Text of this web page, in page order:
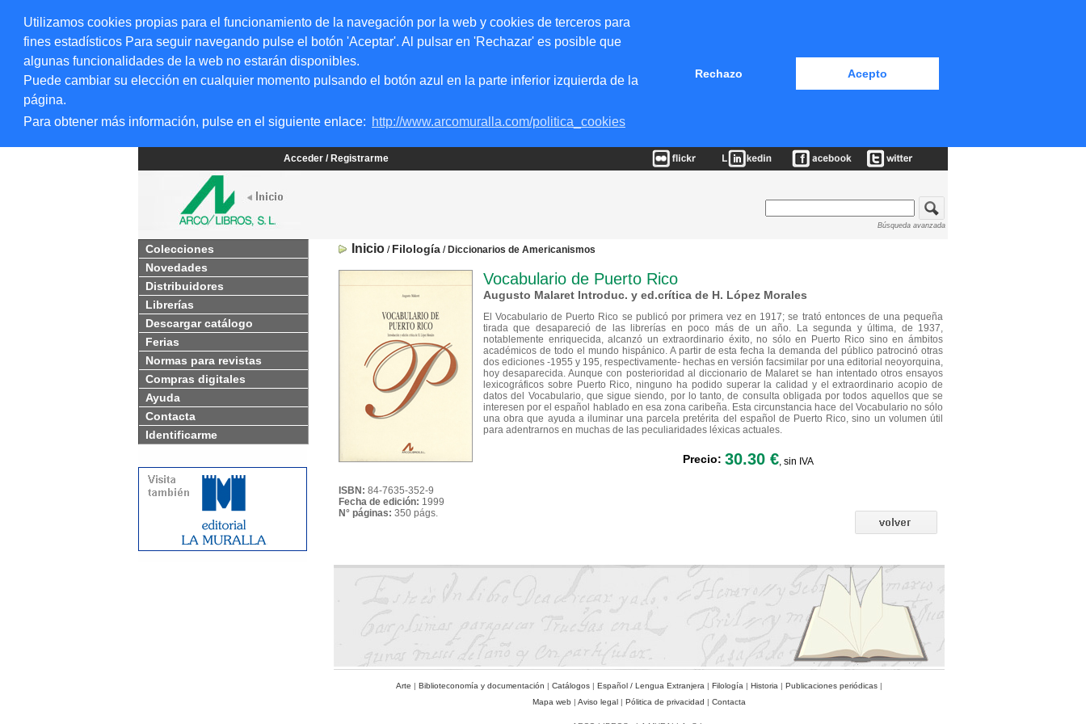
Utilizamos cookies propias para el funcionamiento de la navegación por la web y cookies de terceros para
fines estadísticos Para seguir navegando pulse el botón 'Aceptar'. Al pulsar en 'Rechazar' es posible que
algunas funcionalidades de la web no estarán disponibles.
Puede cambiar su elección en cualquier momento pulsando el botón azul en la parte inferior izquierda de la
página.
Para obtener más información, pulse en el siguiente enlace: http://www.arcomuralla.com/politica_cookies
Rechazo Acepto
Acceder / Registrarme
Búsqueda avanzada
Colecciones
Novedades
Distribuidores
Librerías
Descargar catálogo
Ferias
Normas para revistas
Compras digitales
Ayuda
Contacta
Identificarme
Inicio / Filología / Diccionarios de Americanismos
ISBN: 84-7635-352-9
Fecha de edición: 1999
N° páginas: 350 págs.
Vocabulario de Puerto Rico
Augusto Malaret Introduc. y ed.crítica de H. López Morales
El Vocabulario de Puerto Rico se publicó por primera vez en 1917; se trató entonces de una pequeña
tirada que desapareció de las librerías en poco más de un año. La segunda y última, de 1937,
notablemente enriquecida, alcanzó un extraordinario éxito, no sólo en Puerto Rico sino en ámbitos
académicos de todo el mundo hispánico. A partir de esta fecha la demanda del público patrocinó otras
dos ediciones -1955 y 195, respectivamente- hechas en versión facsimilar por una editorial neoyorquina,
hoy desaparecida. Aunque con posterioridad al diccionario de Malaret se han intentado otros ensayos
lexicográficos sobre Puerto Rico, ninguno ha podido superar la calidad y el extraordinario acopio de
datos del Vocabulario, que sigue siendo, por lo tanto, de consulta obligada por todos aquellos que se
interesen por el español hablado en esa zona caribeña. Esta circunstancia hace del Vocabulario no sólo
una obra que ayuda a iluminar una parcela pretérita del español de Puerto Rico, sino un volumen útil
para adentrarnos en muchas de las peculiaridades léxicas actuales.
Precio: 30.30 €, sin IVA
Arte | Biblioteconomía y documentación | Catálogos | Español / Lengua Extranjera | Filología | Historia | Publicaciones periódicas |
Mapa web | Aviso legal | Pólitica de privacidad | Contacta